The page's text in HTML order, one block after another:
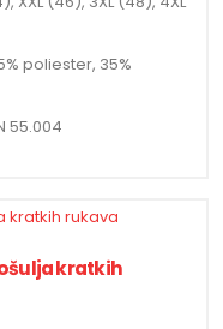
poliester, 35%
55.004
kratkih